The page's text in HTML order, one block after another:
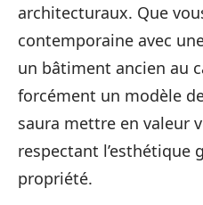
architecturaux. Que
contemporaine avec
un bâtiment ancien au
forcément un modèle
saura mettre en valeur
respectant l’esthétique
propriété.